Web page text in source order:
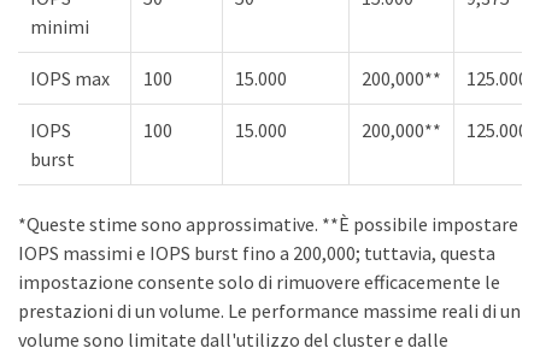
minimi
IOPS max 100 15.000 200,000** 125.000
IOPS
burst
100 15.000 200,000** 125.000
*Queste stime sono approssimative. **È possibile impostare
IOPS massimi e IOPS burst fino a 200,000; tuttavia, questa
impostazione consente solo di rimuovere efficacemente le
prestazioni di un volume. Le performance massime reali di un
volume sono limitate dall'utilizzo del cluster e dalle